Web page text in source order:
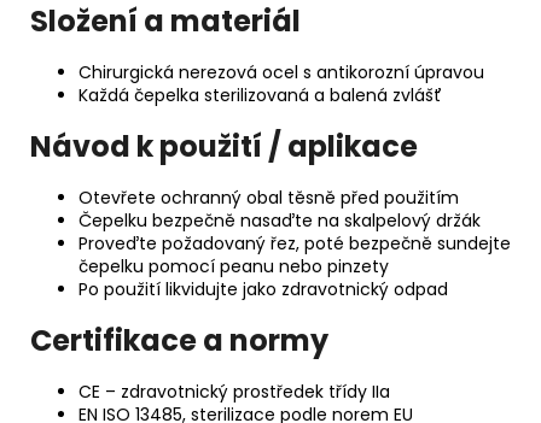
Složení a materiál
Chirurgická nerezová ocel s antikorozní úpravou
Každá čepelka sterilizovaná a balená zvlášť
Návod k použití / aplikace
Otevřete ochranný obal těsně před použitím
Čepelku bezpečně nasaďte na skalpelový držák
Proveďte požadovaný řez, poté bezpečně sundejte
čepelku pomocí peanu nebo pinzety
Po použití likvidujte jako zdravotnický odpad
Certifikace a normy
CE – zdravotnický prostředek třídy IIa
EN ISO 13485, sterilizace podle norem EU